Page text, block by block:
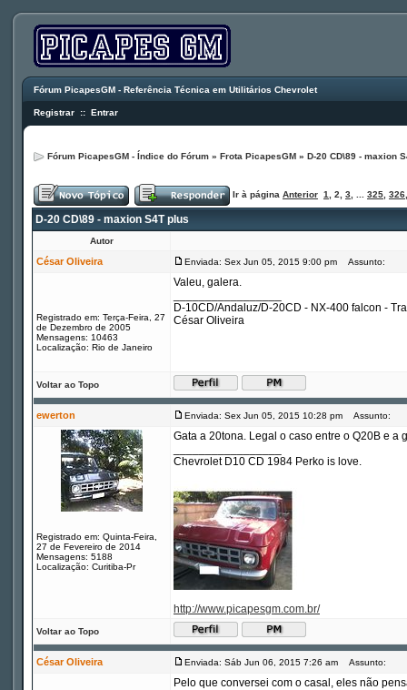
Fórum PicapesGM - Referência Técnica em Utilitários Chevrolet
Registrar :: Entrar
Fórum PicapesGM - Índice do Fórum » Frota PicapesGM » D-20 CD\89 - maxion
Ir à página Anterior 1 2 3 325 326
D-20 CD\89 - maxion S4T plus
Autor
César Oliveira Enviada: Sex Jun 05, 2015 9:00 pm Assunto:
Registrado em: Terça-Feira, 27
de Dezembro de 2005
Mensagens: 10463
Localização: Rio de Janeiro
Valeu, galera.
D-10CD/Andaluz/D-20CD - NX-400 falcon -
César Oliveira
Voltar ao Topo
ewerton Enviada: Sex Jun 05, 2015 10:28 pm Assunto:
Registrado em: Quinta-Feira,
27 de Fevereiro de 2014
Mensagens: 5188
Localização: Curitiba-Pr
Gata a 20tona. Legal o caso entre o Q20B e a
Chevrolet D10 CD 1984 Perko is love.
http://www.picapesgm.com.br/
Voltar ao Topo
César Oliveira Enviada: Sáb Jun 06, 2015 7:26 am Assunto:
Pelo que conversei com o casal, eles não